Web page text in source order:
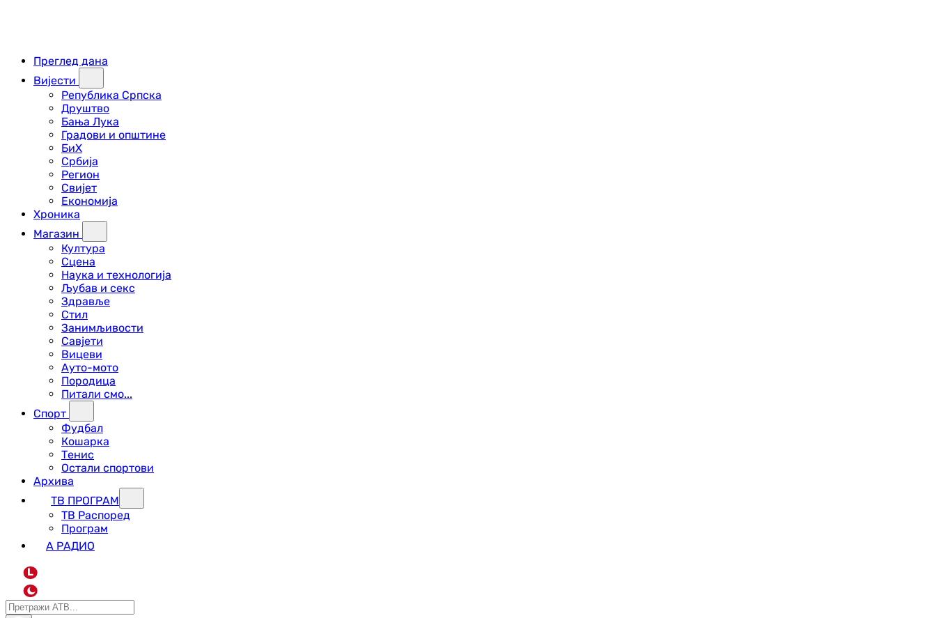
Преглед дана
Вијести
Република Српска
Друштво
Бања Лука
Градови и општине
БиХ
Србија
Регион
Свијет
Економија
Хроника
Магазин
Култура
Сцена
Наука и технологија
Љубав и секс
Здравље
Стил
Занимљивости
Савјети
Вицеви
Ауто-мото
Породица
Питали смо...
Спорт
Фудбал
Кошарка
Тенис
Остали спортови
Архива
ТВ ПРОГРАМ
ТВ Распоред
Програм
А РАДИО
L